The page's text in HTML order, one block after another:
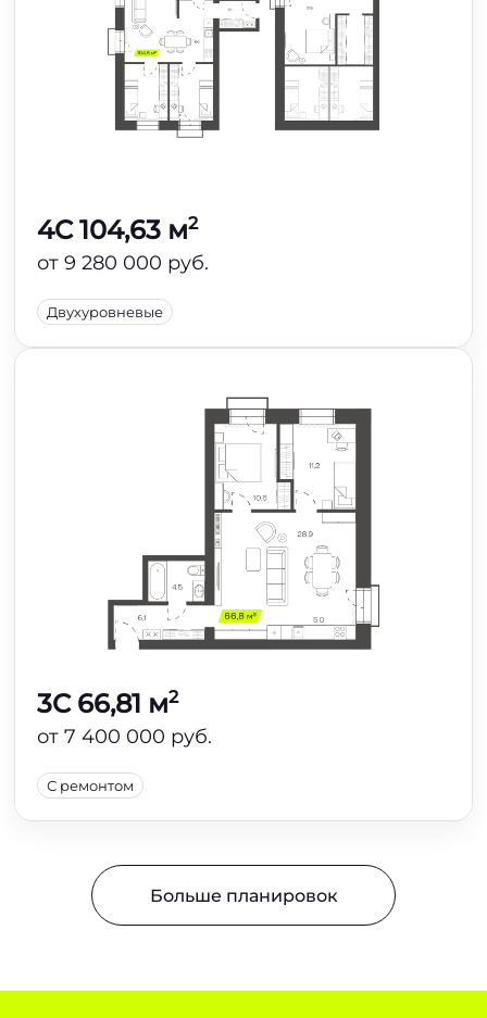
4C 104,63 м2
от 9 280 000 руб.
Двухуровневые
3C 66,81 м2
от 7 400 000 руб.
С ремонтом
Больше планировок